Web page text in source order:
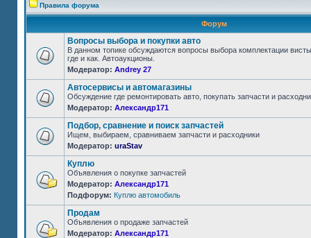
Правила форума
Форум
Вопросы выбора и покупки авто
В данном топике обсуждаются вопросы выбора комплектации
где и как. Автоаукционы.
Модератор: Andrey 27
Автосервисы и автомагазины
Обсуждение где ремонтировать авто, покупать запчасти и
Модератор: Александр171
Подбор, сравнение и поиск запчастей
Ищем, выбираем, сравниваем запчасти и расходники
Модератор: uraStav
Куплю
Объявления о покупке запчастей
Модератор: Александр171
Подфорум: Куплю автомобиль
Продам
Объявления о продаже запчастей
Модератор: Александр171